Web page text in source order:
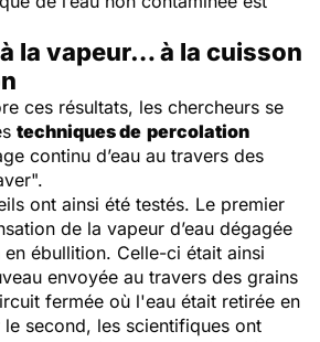
la vapeur… à la cuisson
ces résultats, les chercheurs se
techniques de percolation
continu d’eau au travers des
ont ainsi été testés. Le premier
de la vapeur d’eau dégagée
en ébullition. Celle-ci était ainsi
envoyée au travers des grains
fermée où l'eau était retirée en
second, les scientifiques ont